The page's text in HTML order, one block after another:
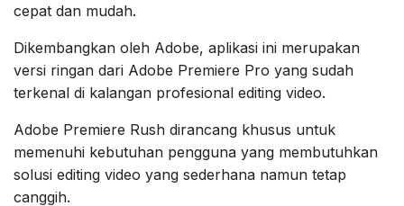
cepat dan mudah.
Dikembangkan oleh Adobe, aplikasi ini merupakan
versi ringan dari Adobe Premiere Pro yang sudah
terkenal di kalangan profesional editing video.
Adobe Premiere Rush dirancang khusus untuk
memenuhi kebutuhan pengguna yang membutuhkan
solusi editing video yang sederhana namun tetap
canggih.